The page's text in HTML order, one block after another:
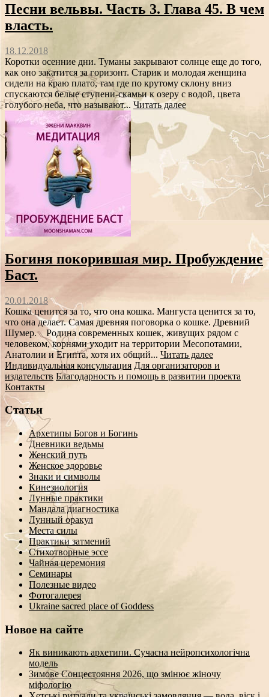
Песни вельвы. Часть 3. Глава 45. В чем
власть.
18.12.2018
Коротки осенние дни. Туманы закрывают солнце еще до того,
как оно закатится за горизонт. Старик и молодая женщина
сидели на краю плато, там где по крутому склону вниз
спускаются белые ступени-скамьи к озеру с водой, цвета
голубого неба, что называют... Читать далее
Богиня покорившая мир. Пробуждение
Баст.
20.01.2018
Кошка ценится за то, что она кошка. Мангуста ценится за то,
что она делает. Самая древняя поговорка о кошке. Древний
Шумер. Родина современных кошек, живущих рядом с
человеком, корнями уходит на территории Месопотамии,
Анатолии и Египта, хотя их общий... Читать далее
Индивидуальная консультация Для организаторов и
издательств Благодарность и помощь в развитии проекта
Контакты
Статьи
Архетипы Богов и Богинь
Дневники ведьмы
Женский путь
Женское здоровье
Знаки и символы
Кинезиология
Лунные практики
Мандала диагностика
Лунный оракул
Места силы
Практики затмений
Стихотворные эссе
Чайная церемония
Семинары
Полезные видео
Фотогалерея
Ukraine sacred place of Goddess
Новое на сайте
Як виникають архетипи. Сучасна нейропсихологічна
модель
Зимове Сонцестояння 2026, що змінює жіночу
міфологію